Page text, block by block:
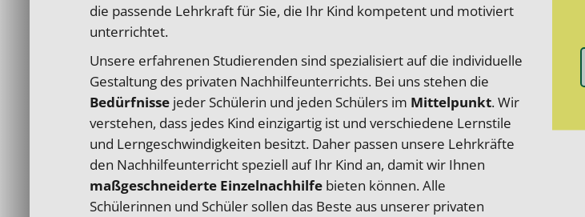
die passende Lehrkraft für Sie, die Ihr Kind kompetent und motiviert
unterrichtet.
Unsere erfahrenen Studierenden sind spezialisiert auf die individuelle
Gestaltung des privaten Nachhilfeunterrichts. Bei uns stehen die
Bedürfnisse jeder Schülerin und jeden Schülers im Mittelpunkt. Wir
verstehen, dass jedes Kind einzigartig ist und verschiedene Lernstile
und Lerngeschwindigkeiten besitzt. Daher passen unsere Lehrkräfte
den Nachhilfeunterricht speziell auf Ihr Kind an, damit wir Ihnen
maßgeschneiderte Einzelnachhilfe bieten können. Alle
Schülerinnen und Schüler sollen das Beste aus unserer privaten